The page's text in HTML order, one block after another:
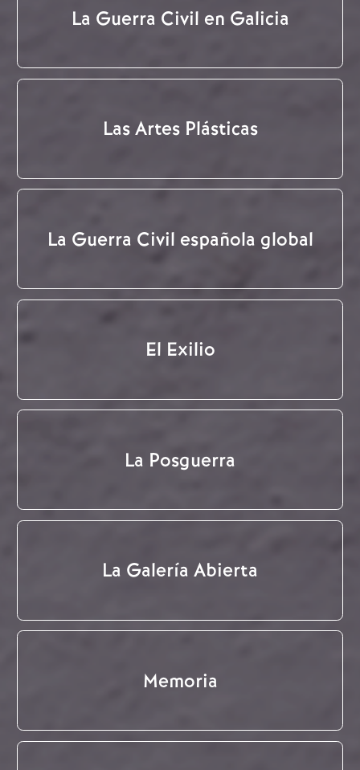
La Guerra Civil en Galicia
Las Artes Plásticas
La Guerra Civil española global
El Exilio
La Posguerra
La Galería Abierta
Memoria